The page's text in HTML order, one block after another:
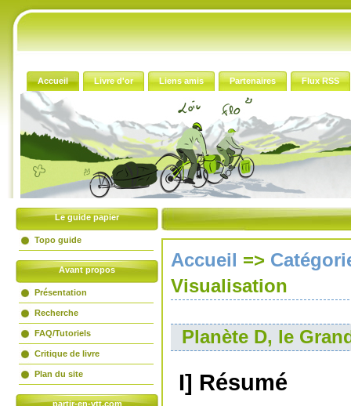
Accueil Livre d'or Liens amis Partenaires Flux RSS
Le guide papier
Topo guide
Avant propos
Présentation
Recherche
FAQ/Tutoriels
Critique de livre
Plan du site
partir-en-vtt.com
Accueil =>
Visualisation
Planète D, le
I] Résumé